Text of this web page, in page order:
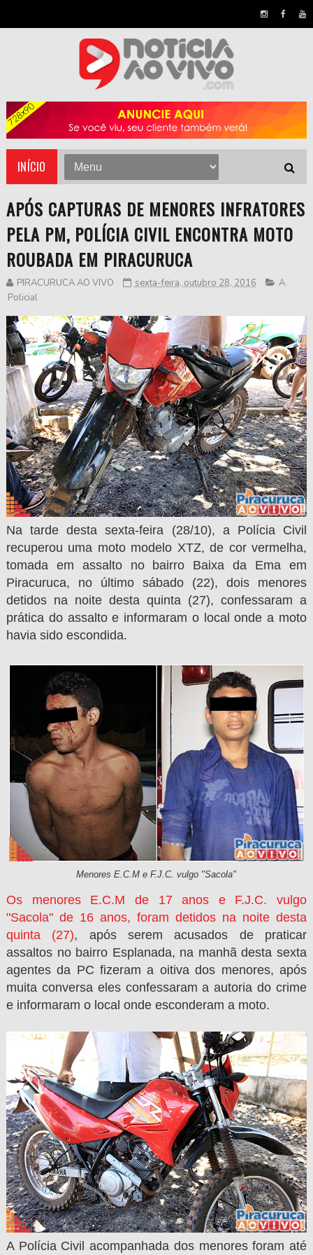
INÍCIO
APÓS CAPTURAS DE MENORES INFRATORES
PELA PM, POLÍCIA CIVIL ENCONTRA MOTO
ROUBADA EM PIRACURUCA
PIRACURUCA AO VIVO sexta-feira, outubro 28, 2016 A,
Policial
Na tarde desta sexta-feira (28/10), a Polícia Civil
recuperou uma moto modelo XTZ, de cor vermelha,
tomada em assalto no bairro Baixa da Ema em
Piracuruca, no último sábado (22), dois menores
detidos na noite desta quinta (27), confessaram a
prática do assalto e informaram o local onde a moto
havia sido escondida.
Menores E.C.M e F.J.C. vulgo "Sacola"
Os menores E.C.M de 17 anos e F.J.C. vulgo
"Sacola" de 16 anos, foram detidos na noite desta
quinta (27), após serem acusados de praticar
assaltos no bairro Esplanada, na manhã desta sexta
agentes da PC fizeram a oitiva dos menores, após
muita conversa eles confessaram a autoria do crime
e informaram o local onde esconderam a moto.
A Polícia Civil acompanhada dos menores foram até